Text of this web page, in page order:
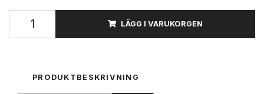
LÄGG I VARUKORGEN
PRODUKTBESKRIVNING